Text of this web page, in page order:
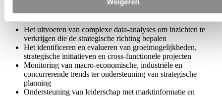
Als onderdeel van ons strategie- en bedrijfsontwikkelingsteam kunt
u onder meer de volgende verantwoordelijkheden hebben:
Het uitvoeren van complexe data-analyses om inzichten te
verkrijgen die de strategische richting bepalen
Het identificeren en evalueren van groeimogelijkheden,
strategische initiatieven en cross-functionele projecten
Monitoring van macro-economische, industriële en
concurrerende trends ter ondersteuning van strategische
planning
Ondersteuning van leiderschap met marktinformatie en